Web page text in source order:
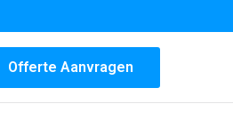
Offerte Aanvragen